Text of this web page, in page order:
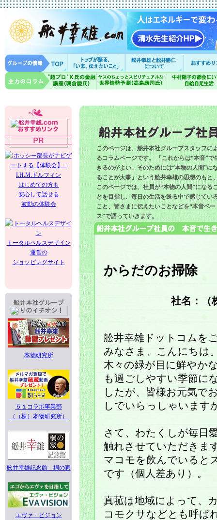
はじめての方も
安心して話せる
波動の体験会
トータルヘルスデザイン
運営の
ショッピングサイト
本物研究所
５１コラボ事業部
（（株）本物研究所）
舩井幸雄記念館 桐の家
エヴァ・ビジョン
このページは、船井本社グループスタッフに
るコラムページです。 「これからは“本音”で
きるのがよい。そのためには“本物の人間”に
ることが大事」という舩井幸雄の思想のもと
このページでは、社員が“本物の人間”になる
とを目指し、毎日の生活を送る中で感じてい
こと、皆さまに伝えたいことなどを“本音ベー
ス”で語っていきます。
からだのお掃除
社名：（
舩井幸雄ドットコムを
みなさま、こんにちは
木々の緑が目に鮮やか
も過ごしやすい季節に
したが、皆様お元気で
しでいらっしゃいます
さて、わたくしが毎日
触れさせていただきま
マコモを飲んでいると
です（個人差あり）。
真菰は地域によって、
コモクサなどとも呼ば